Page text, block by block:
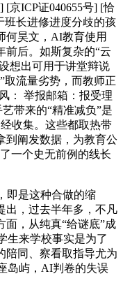
[京ICP证040655号] [恰
班长进修进度分歧的孩
何昊文，AI教育使用
前后。如斯复杂的“云
想出可用于讲堂辩说
取流量劣势，而教师正
： 举报邮箱：报受理
带来的“精准减负”是
收集。这些都取热带
到阐发数据，为教育公
一个史无前例的线长
是这种合做的缩
出，过去半年多，不凡
面，从纯真“给谜底”成
生来学校事实是为了
陪同、察看取指导尤为
岛屿，AI判卷的失误